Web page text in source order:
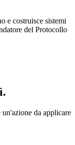
e costruisce sistemi
del Protocollo
da applicare